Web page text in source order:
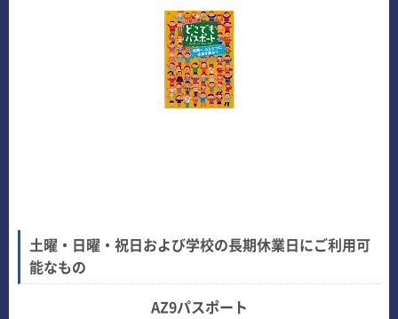
土曜・日曜・祝日および学校の長期休業日にご利用可
能なもの
AZ9パスポート